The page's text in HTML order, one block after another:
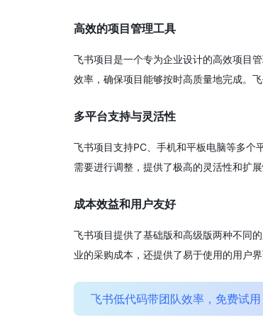
高效的项目管理工具
飞书项目是一个专为企业设计的高效项目
效率，确保项目能够按时高质量地完成。
多平台支持与灵活性
飞书项目支持PC、手机和平板电脑等多个
需要进行调整，提供了极高的灵活性和扩
成本效益和用户友好
飞书项目提供了基础版和高级版两种不同
业的采购成本，还提供了易于使用的用户
飞书低代码带团队效率，免费试